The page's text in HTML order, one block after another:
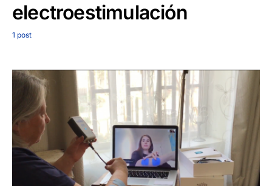
electroestimulación
1 post